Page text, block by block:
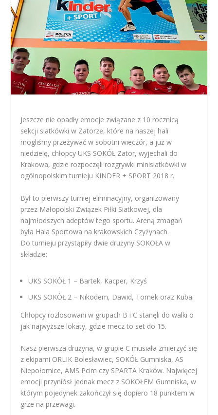
Jeszcze nie opadły emocje związane z 10 rocznicą
sekcji siatkówki w Zatorze, które na naszej hali
mogliśmy przeżywać w sobotni wieczór, a już w
niedzielę, chłopcy UKS SOKÓŁ Zator, wyjechali do
Krakowa, gdzie rozpoczęli rozgrywki minisiatkówki w
ogólnopolskim turnieju KINDER + SPORT 2018 r.
Był to pierwszy turniej eliminacyjny, organizowany
przez Małopolski Związek Piłki Siatkowej, dla
najmłodszych adeptów tego sportu. Areną zmagań
była Hala Sportowa na krakowskich Czyżynach.
Do turnieju przystąpiły dwie drużyny SOKOŁA w
składzie:
UKS SOKÓŁ 1 – Bartek, Kacper, Krzyś
UKS SOKÓŁ 2 – Nikodem, Dawid, Tomek oraz Kuba.
Chłopcy rozlosowani w grupach B i C stanęli do walki o
jak najwyższe lokaty, gdzie mecz to set do 15.
Nasz pierwsza drużyna, w grupie C musiała zmierzyć się
z ekipami ORLIK Bolesławiec, SOKÓŁ Gumniska, AS
Niepołomice, AMS Pcim czy SPARTA Kraków. Najwięcej
emocji przyniósł jednak mecz z SOKOŁEM Gumniska, w
którym pojedynek zakończył się dopiero 18 punktem w
grze na przewagi.